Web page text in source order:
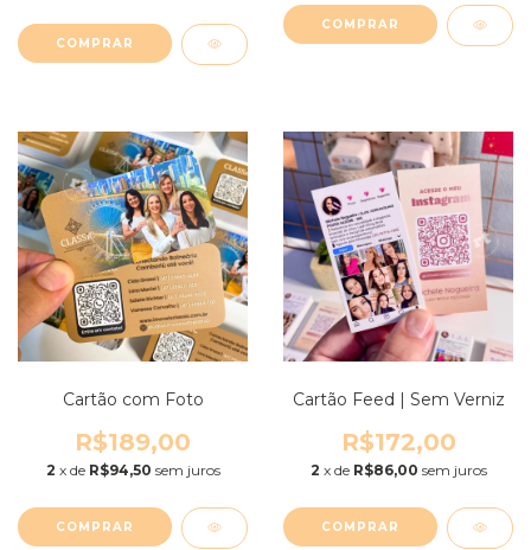
COMPRAR
COMPRAR
Cartão com Foto
R$189,00
2 x de R$94,50 sem juros
COMPRAR
Cartão Feed | Sem Verniz
R$172,00
2 x de R$86,00 sem juros
COMPRAR